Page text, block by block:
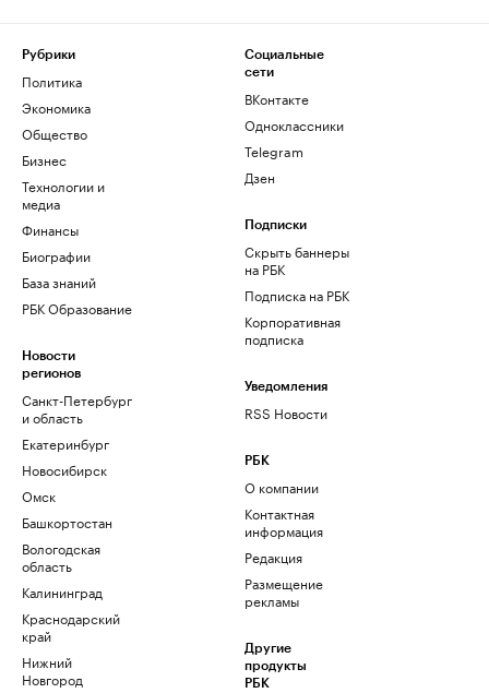
Рубрики
Политика
Экономика
Общество
Бизнес
Технологии и
медиа
Финансы
Биографии
База знаний
РБК Образование
Новости
регионов
Санкт-Петербург
и область
Екатеринбург
Новосибирск
Омск
Башкортостан
Вологодская
область
Калининград
Краснодарский
край
Нижний
Новгород
Социальные
сети
ВКонтакте
Одноклассники
Telegram
Дзен
Подписки
Скрыть баннеры
на РБК
Подписка на РБК
Корпоративная
подписка
Уведомления
RSS Новости
РБК
О компании
Контактная
информация
Редакция
Размещение
рекламы
Другие
продукты
РБК